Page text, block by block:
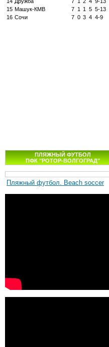
15 Машук-КМВ 7 1 1 5 5-13
16 Сочи 7 0 3 4 4-9
ПЛЯЖНЫЙ ФУТБОЛ
ПФК "РОТОР-ВОЛГОГРАД"
Пляжный футбол. Beach soccer